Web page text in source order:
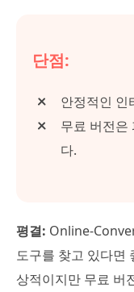
단점:
안정적인 인
무료 버전은
다.
평결: Online-
도구를 찾고 있다면
상적이지만 무료 버